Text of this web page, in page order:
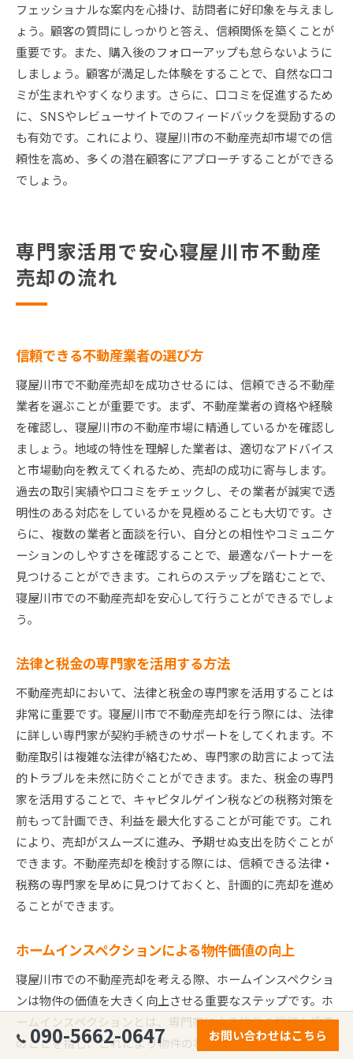
フェッショナルな案内を心掛け、訪問者に好印象を与えまし
ょう。顧客の質問にしっかりと答え、信頼関係を築くことが
重要です。また、購入後のフォローアップも怠らないように
しましょう。顧客が満足した体験をすることで、自然な口コ
ミが生まれやすくなります。さらに、口コミを促進するため
に、SNSやレビューサイトでのフィードバックを奨励するの
も有効です。これにより、寝屋川市の不動産売却市場での信
頼性を高め、多くの潜在顧客にアプローチすることができる
でしょう。
専門家活用で安心寝屋川市不動産
売却の流れ
信頼できる不動産業者の選び方
寝屋川市で不動産売却を成功させるには、信頼できる不動産
業者を選ぶことが重要です。まず、不動産業者の資格や経験
を確認し、寝屋川市の不動産市場に精通しているかを確認し
ましょう。地域の特性を理解した業者は、適切なアドバイス
と市場動向を教えてくれるため、売却の成功に寄与します。
過去の取引実績や口コミをチェックし、その業者が誠実で透
明性のある対応をしているかを見極めることも大切です。さ
らに、複数の業者と面談を行い、自分との相性やコミュニケ
ーションのしやすさを確認することで、最適なパートナーを
見つけることができます。これらのステップを踏むことで、
寝屋川市での不動産売却を安心して行うことができるでしょ
う。
法律と税金の専門家を活用する方法
不動産売却において、法律と税金の専門家を活用することは
非常に重要です。寝屋川市で不動産売却を行う際には、法律
に詳しい専門家が契約手続きのサポートをしてくれます。不
動産取引は複雑な法律が絡むため、専門家の助言によって法
的トラブルを未然に防ぐことができます。また、税金の専門
家を活用することで、キャピタルゲイン税などの税務対策を
前もって計画でき、利益を最大化することが可能です。これ
により、売却がスムーズに進み、予期せぬ支出を防ぐことが
できます。不動産売却を検討する際には、信頼できる法律・
税務の専門家を早めに見つけておくと、計画的に売却を進め
ることができます。
ホームインスペクションによる物件価値の向上
寝屋川市での不動産売却を考える際、ホームインスペクショ
ンは物件の価値を大きく向上させる重要なステップです。ホ
ームインスペクションとは、専門家による物件の詳細な検査
のことを指し、これにより物件の状態や潜在的な問題を明ら
090-5662-0647 お問い合わせはこちら